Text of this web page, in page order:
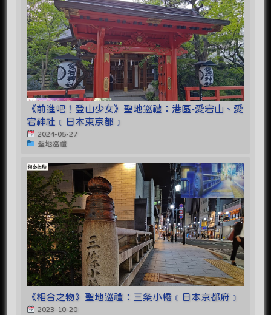
《前進吧！登山少女》聖地巡禮：港區-愛宕山、愛
宕神社﹝日本東京都﹞
2024-05-27
聖地巡禮
《相合之物》聖地巡禮：三条小橋﹝日本京都府﹞
2023-10-20